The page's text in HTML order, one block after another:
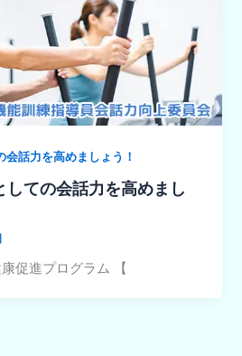
話力を高めましょう！
しての会話力を高めまし
促進プログラム 【